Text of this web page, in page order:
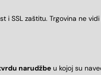
i SSL zaštitu. Trgovina ne
narudžbe u kojoj su